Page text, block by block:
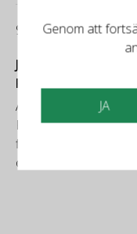
95/100
James Suckling
Real deal!
A rich red with
Full-bodied and
finish. Plenty of ripe
old-vine character
Genom att
JA